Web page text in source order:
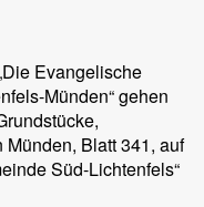
Evangelische
Münden“ gehen
Blatt 341, auf
Süd-Lichtenfels“